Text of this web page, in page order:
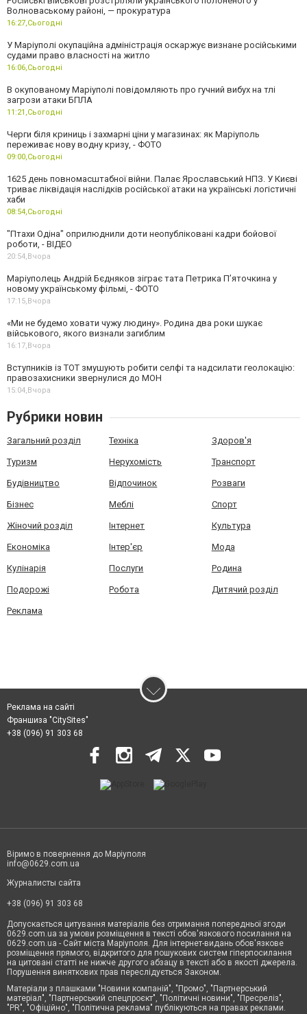
Волноваському районі, — прокуратура
16:27,Сьогодні
У Маріуполі окупаційна адміністрація оскаржує визнане російськими
судами право власності на житло
16:06,Сьогодні
В окупованому Маріуполі повідомляють про гучний вибух на тлі
загрози атаки БПЛА
11:21,Сьогодні
Черги біля криниць і захмарні ціни у магазинах: як Маріуполь
переживає нову водну кризу, - ФОТО
09:00,Сьогодні
1625 день повномасштабної війни. Палає Ярославський НПЗ. У Києві
триває ліквідація наслідків російської атаки на українські логістичні
хаби
08:54,Сьогодні
"Птахи Одіна" оприлюднили доти неопубліковані кадри бойової
роботи, - ВІДЕО
20:54,Вчора
Маріуполець Андрій Бєдняков зіграє тата Петрика П’яточкина у
новому українському фільмі, - ФОТО
17:15,Вчора
«Ми не будемо ховати чужу людину». Родина два роки шукає
військового, якого визнали загиблим
16:17,Вчора
Вступників із ТОТ змушують робити селфі та надсилати геолокацію:
правозахисники звернулися до МОН
15:04,Вчора
Рубрики новин
Загальний розділ Техніка Здоров'я
Туризм Нерухомість Транспорт
Будівництво Відпочинок Розваги
Бізнес Меблі Спорт
Жіночий розділ Інтернет Культура
Економіка Інтер'єр Мода
Кулінарія Послуги Родина
Подорожі Робота Дитячий розділ
Реклама
Реклама на сайті
Франшиза "CitySites"
+38 (096) 91 303 68
Віримо в повернення до Маріуполя
info@0629.com.ua
Журналисты сайта
+38 (096) 91 303 68
Допускається цитування матеріалів без отримання попередньої згоди
0629.com.ua за умови розміщення в тексті обов'язкового посилання на
0629.com.ua - Сайт міста Маріуполя. Для інтернет-видань обов'язкове
розміщення прямого, відкритого для пошукових систем гіперпосилання
на цитовані статті не нижче другого абзацу в тексті або в якості джерела.
Порушення виняткових прав переслідується Законом.
Матеріали з плашками "Новини компаній", "Промо", "Партнерський
матеріал", "Партнерський спецпроєкт", "Політичні новини", "Пресреліз",
"PR", "Офіційно", "Політична реклама" публікуються на правах реклами.